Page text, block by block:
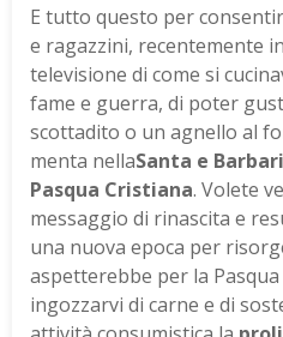
E tutto questo per
e ragazzini, recentemente
televisione di come si
fame e guerra, di poter
scottadito o un agnello al
menta nellaSanta e
Pasqua Cristiana. Volete
messaggio di rinascita e
una nuova epoca per
aspetterebbe per la
ingozzarvi di carne e di